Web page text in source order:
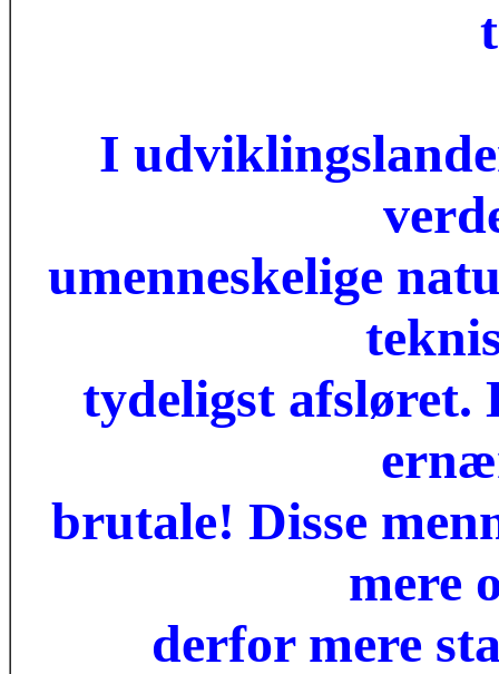
I
umenneskelige
tydeligst afsløret.
brutale! Disse
mere
derfor mere